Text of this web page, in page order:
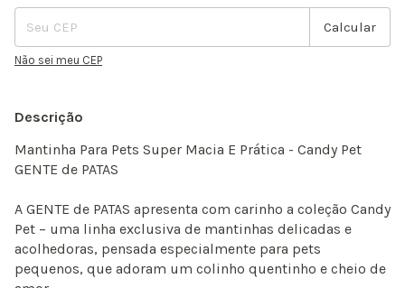
Calcular
Não sei meu CEP
Descrição
Mantinha Para Pets Super Macia E Prática - Candy Pet
GENTE de PATAS
A GENTE de PATAS apresenta com carinho a coleção Candy
Pet – uma linha exclusiva de mantinhas delicadas e
acolhedoras, pensada especialmente para pets
pequenos, que adoram um colinho quentinho e cheio de